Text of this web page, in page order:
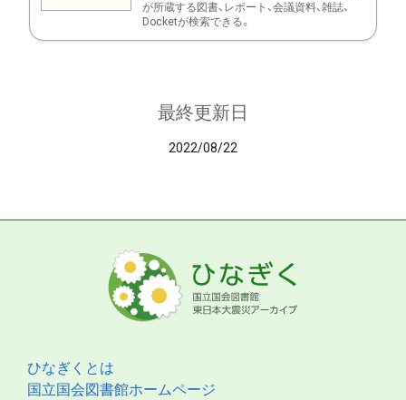
が所蔵する図書、レポート、会議資料、雑誌、
Docketが検索できる。
最終更新日
2022/08/22
ひなぎくとは
国立国会図書館ホームページ